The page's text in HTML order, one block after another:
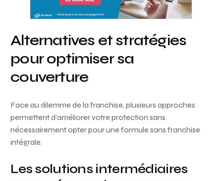
Alternatives et stratégies
pour optimiser sa
couverture
Face au dilemme de la franchise, plusieurs approches
permettent d’améliorer votre protection sans
nécessairement opter pour une formule sans franchise
intégrale.
Les solutions intermédiaires